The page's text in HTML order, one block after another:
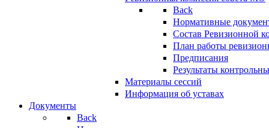
Back
Нормативные
Состав Ревизионной
План работы
Предписания
Результаты
Материалы сессий
Информация об уставах
Документы
Back